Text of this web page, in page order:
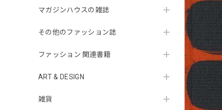
マガジンハウスの雑誌
その他のファッション誌
ファッション 関連書籍
ART & DESIGN
雑貨